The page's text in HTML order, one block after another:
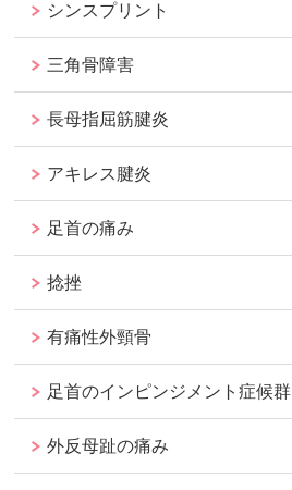
シンスプリント
三角骨障害
長母指屈筋腱炎
アキレス腱炎
足首の痛み
捻挫
有痛性外頸骨
足首のインピンジメント症候群
外反母趾の痛み